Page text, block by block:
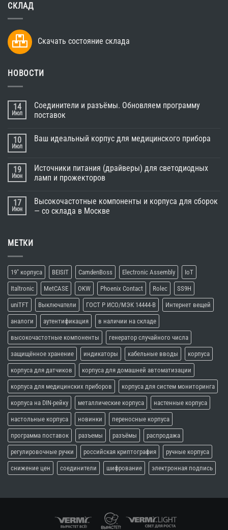
СКЛАД
Скачать состояние склада
НОВОСТИ
14
Июл
Соединители и разъёмы. Обновляем программу
поставок
10
Июл
Ваш идеальный корпус для медицинского прибора
19
Июн
Источники питания (драйверы) для светодиодных
ламп и прожекторов
17
Июн
Высокочастотные компоненты и корпуса для сборок
— со склада в Москве
МЕТКИ
19" корпуса BEISIT CamdenBoss Electronic Assembly IoT
Italtronic MetCASE OKW Phoenix Contact Rolec SS9H
uniTFT Выключатели ГОСТ Р ИСО/МЭК 14444-В Интернет вещей
аналоги аутентификация в наличии на складе
высокочастотные компоненты генератор случайного числа
защищённое хранение индикаторы кабельные вводы корпуса
корпуса для датчиков корпуса для домашней автоматизации
корпуса для медицинских приборов корпуса для систем мониторинга
корпуса на DIN-рейку металлические корпуса настенные корпуса
настольные корпуса новинки переносные корпуса
программа поставок разъемы разъёмы распродажа
регулировочные ручки российская криптография ручные корпуса
снижение цен соединители шифрование электронная подпись